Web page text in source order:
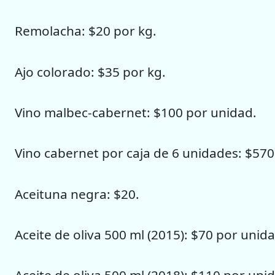
Remolacha: $20 por kg.
Ajo colorado: $35 por kg.
Vino malbec-cabernet: $100 por unidad.
Vino cabernet por caja de 6 unidades:
Aceituna negra: $20.
Aceite de oliva 500 ml (2015): $70 por